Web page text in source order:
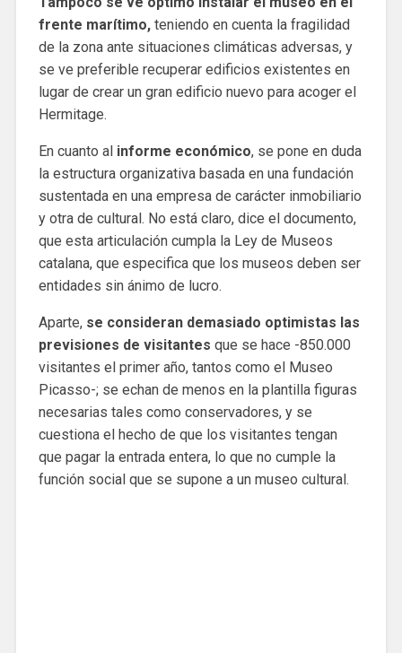
frente marítimo,teniendo en cuenta la fragilidad
de la zona ante situaciones climáticas adversas, y
se ve preferible recuperar edificios existentes en
lugar de crear un gran edificio nuevo para acoger el
Hermitage.
En cuanto al informe económico, se pone en duda
la estructura organizativa basada en una fundación
sustentada en una empresa de carácter inmobiliario
y otra de cultural. No está claro, dice el documento,
que esta articulación cumpla la Ley de Museos
catalana, que especifica que los museos deben ser
entidades sin ánimo de lucro.
Aparte, se consideran demasiado optimistas las
previsiones de visitantes que se hace -850.000
visitantes el primer año, tantos como el Museo
Picasso-; se echan de menos en la plantilla figuras
necesarias tales como conservadores, y se
cuestiona el hecho de que los visitantes tengan
que pagar la entrada entera, lo que no cumple la
función social que se supone a un museo cultural.